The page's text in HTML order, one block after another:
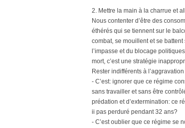
2. Mettre la main à la charrue et
Nous contenter d’être des
éthérés qui se tiennent sur le
combat, se mouillent et se
l’impasse et du blocage
mort, c’est une stratégie
Rester indifférents à
- C’est: ignorer que ce régime
sans travailler et sans être
prédation et d’extermination: ce
ii pas perduré pendant 32 ans?
- C’est oublier que ce régime se